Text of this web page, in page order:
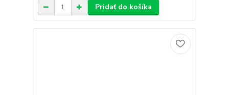
Pridať do košíka